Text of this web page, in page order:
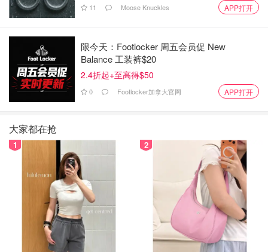
下图为2023年开始工作的超速摄像头地址：
yorkregion 封面：约克区政府官网
11 Moose Knuckles APP打开
限今天：Footlocker 周五会员促 New
Balance 工装裤$20
2.4折起+至高得$50
0 Footlocker加拿大官网 APP打开
大家都在抢
1 2